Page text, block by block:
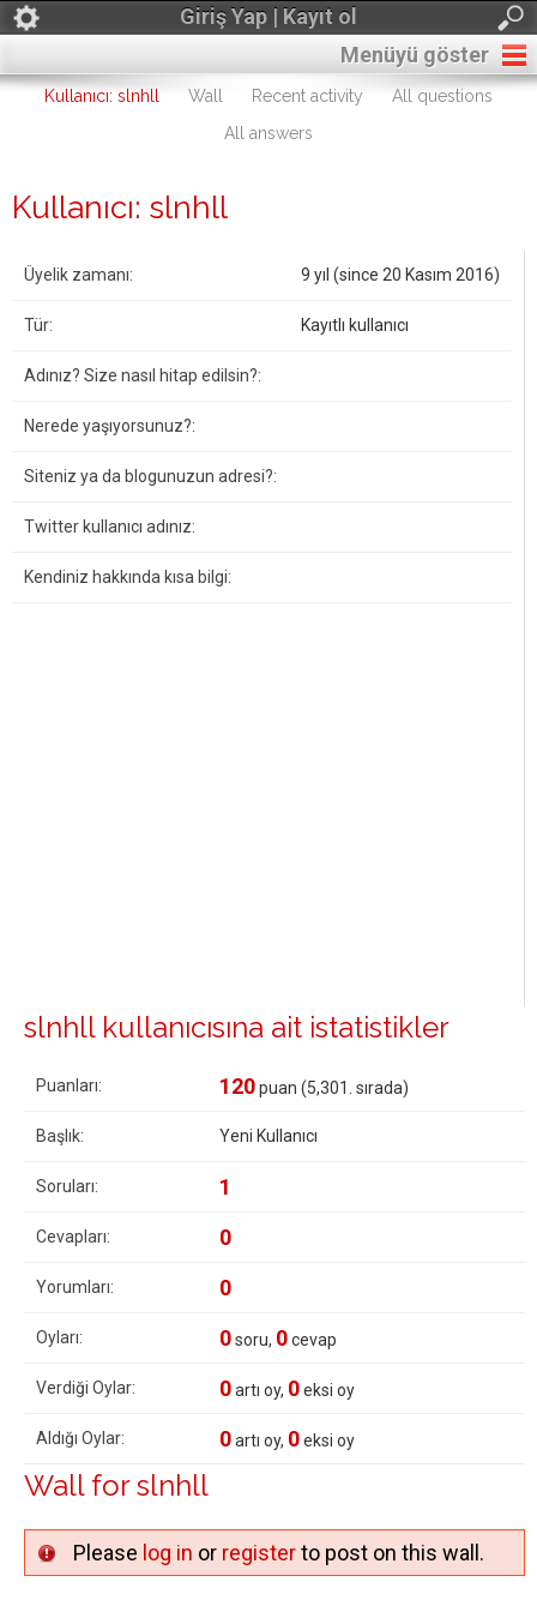
Giriş Yap | Kayıt ol
Menüyü göster
Kullanıcı: slnhll Wall Recent activity
All questions
All answers
Kullanıcı: slnhll
Üyelik zamanı: 9 yıl (since 20 Kasım 2016)
Tür: Kayıtlı kullanıcı
Adınız? Size nasıl hitap edilsin?:
Nerede yaşıyorsunuz?:
Siteniz ya da blogunuzun adresi?:
Twitter kullanıcı adınız:
Kendiniz hakkında kısa bilgi:
slnhll kullanıcısına ait istatistikler
Puanları: 120puan (5,301 . sırada)
Başlık: Yeni Kullanıcı
Soruları: 1
Cevapları: 0
Yorumları: 0
Oyları: 0soru, 0cevap
Verdiği Oylar: 0artı oy, 0eksi oy
Aldığı Oylar: 0artı oy, 0eksi oy
Wall for slnhll
Please log in or registerto post on this wall.